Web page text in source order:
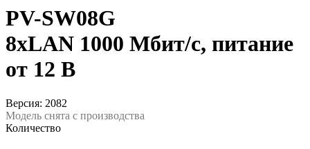
PV-SW08G
8xLAN 1000 Мбит/с, питание
от 12 В
Версия: 2082
Модель снята с производства
Количество